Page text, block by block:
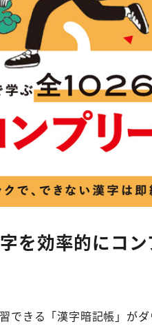
を効率的にコン
できる「漢字暗記帳」が